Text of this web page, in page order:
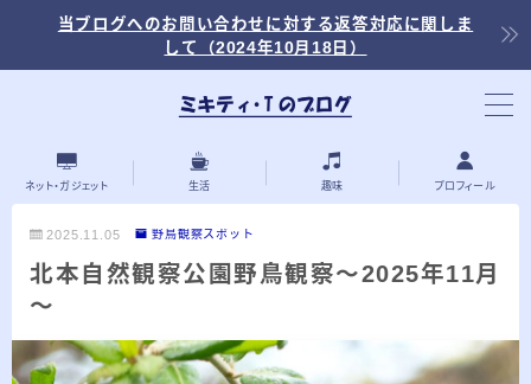
当ブログへのお問い合わせに対する返答対応に関しま
して（2024年10月18日）
最近の投稿
「浅羽ビオトープ」で野鳥観察 ～2026年
2026.03.30
ネット・ガジェット 生活 趣味 プロフィール
2025.11.05 野鳥観察スポット
北本自然観察公園野鳥観察～2025年11月
～